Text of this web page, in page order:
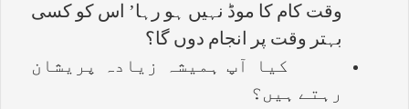
وقت کام کا موڈ نہیں ہو رہا’ اس کو کسی
بہتر وقت پر انجام دوں گا؟
کیا آپ ہمیشہ زیادہ پریشان
رہتے ہیں؟